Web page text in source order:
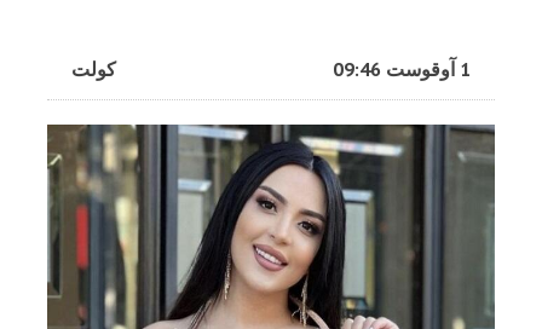
کولت 1 آوقوست 09:46